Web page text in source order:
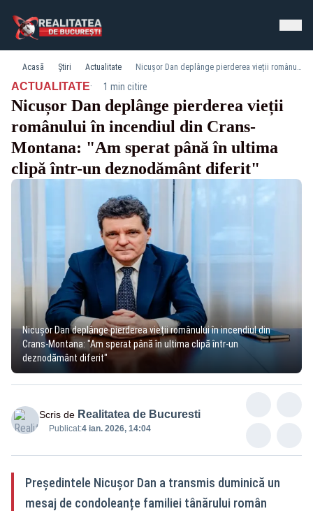
Acasă Știri Actualitate Nicușor Dan deplânge pierderea vieții românului în incendiul din Crans-Montana: "Am sperat până în ultima clipă într-un deznodământ diferit"
ACTUALITATE· 1 min citire
Nicușor Dan deplânge pierderea vieții
românului în incendiul din Crans-
Montana: "Am sperat până în ultima
clipă într-un deznodământ diferit"
Nicușor Dan deplânge pierderea vieții românului în incendiul din
Crans-Montana: "Am sperat până în ultima clipă într-un
deznodământ diferit"
Scris de Realitatea de Bucuresti
Publicat:4 ian. 2026, 14:04
Președintele Nicușor Dan a transmis duminică un
mesaj de condoleanțe familiei tânărului român